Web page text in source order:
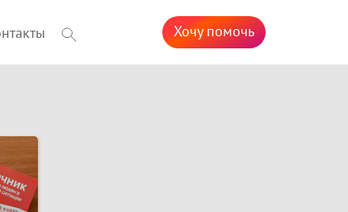
Хочу помочь